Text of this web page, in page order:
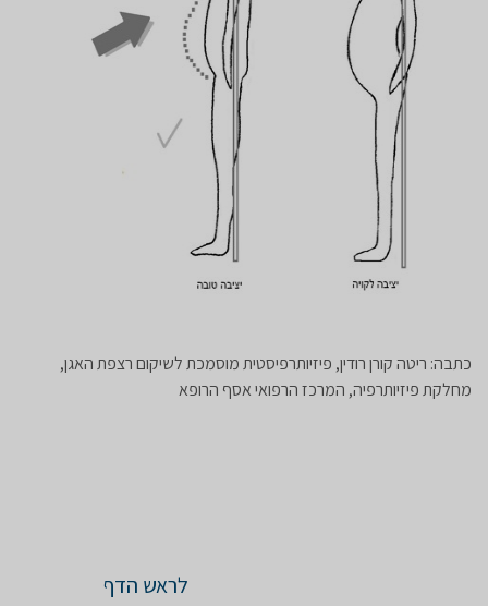
כתבה: ריטה קורן רודין, פיזיותרפיסטית מוסמכת לשיקום רצפת האגן,
מחלקת פיזיותרפיה, המרכז הרפואי אסף הרופא
לראש הדף